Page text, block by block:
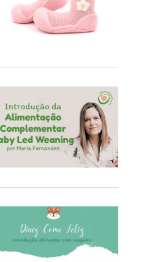
BundleBean
Carl Oscar®
COQ6GRUE
Cra-Z-Art
Crealign
Delta Children
Doddl
DoddleBags
Doidy Cup®
EBULOBO